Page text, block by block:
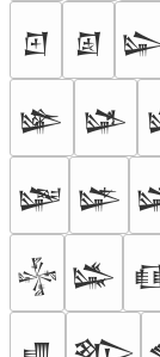
𒇻 𒇼
𒈄 𒈅
𒈌 𒈍
𒈔 𒈕